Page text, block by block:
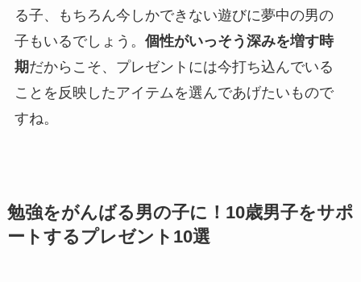
る子、もちろん今しかできない遊びに夢中の男の
子もいるでしょう。 個性がいっそう深みを増す時
期だからこそ、プレゼントには今打ち込んでいる
ことを反映したアイテムを選んであげたいもので
すね。
勉強をがんばる男の子に！10歳男子をサポ
ートするプレゼント10選